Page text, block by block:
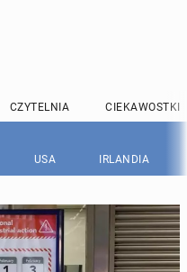
CZYTELNIA CIEKAWOSTKI
USA IRLANDIA